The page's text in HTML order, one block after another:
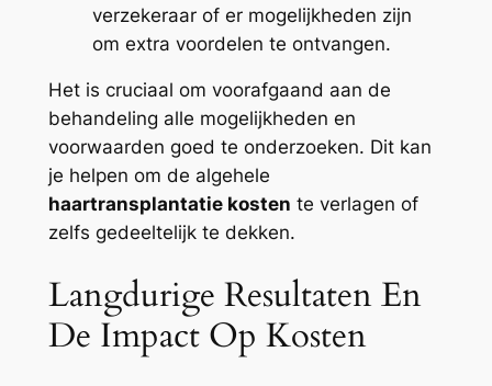
verzekeraar of er mogelijkheden zijn
om extra voordelen te ontvangen.
Het is cruciaal om voorafgaand aan de
behandeling alle mogelijkheden en
voorwaarden goed te onderzoeken. Dit kan
je helpen om de algehele
haartransplantatie kosten te verlagen of
zelfs gedeeltelijk te dekken.
Langdurige Resultaten En
De Impact Op Kosten